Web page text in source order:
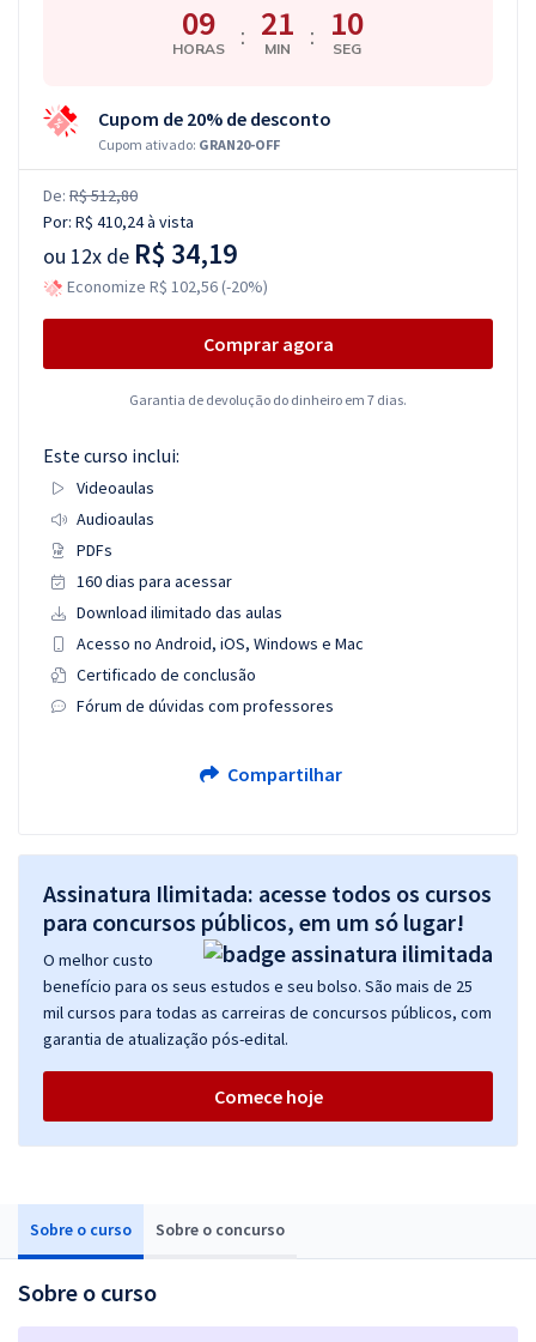
Sobre o curso Sobre o concurso
Sobre o curso
09
HORAS : 21
MIN : 09
SEG
Cupom de 20% de desconto
Cupom ativado: GRAN20-OFF
De: R$ 512,80
Por: R$ 410,24à vista
ou 12x de R$ 34,19
Economize R$ 102,56 (-20%)
Comprar agora
Garantia de devolução do dinheiro em 7 dias.
Este curso inclui:
Videoaulas
Audioaulas
PDFs
160 dias para acessar
Download ilimitado das aulas
Acesso no Android, iOS, Windows e Mac
Certificado de conclusão
Fórum de dúvidas com professores
Compartilhar
Assinatura Ilimitada: acesse todos os cursos
para concursos públicos, em um só lugar!
O melhor custo
benefício para os seus estudos e seu bolso. São mais de 25
mil cursos para todas as carreiras de concursos públicos, com
garantia de atualização pós-edital.
Comece hoje